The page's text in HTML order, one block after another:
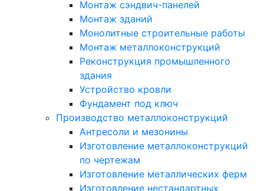
Монтаж сэндвич-панелей
Монтаж зданий
Монолитные строительные работы
Монтаж металлоконструкций
Реконструкция промышленного
здания
Устройство кровли
Фундамент под ключ
Производство металлоконструкций
Антресоли и мезонины
Изготовление металлоконструкций
по чертежам
Изготовление металлических ферм
Изготовление нестандартных